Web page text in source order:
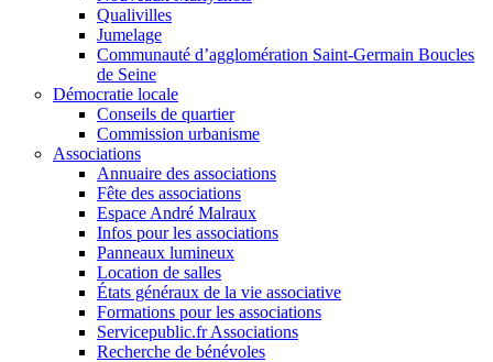
Qualivilles
Jumelage
Communauté d’agglomération Saint-Germain Boucles
de Seine
Démocratie locale
Conseils de quartier
Commission urbanisme
Associations
Annuaire des associations
Fête des associations
Espace André Malraux
Infos pour les associations
Panneaux lumineux
Location de salles
États généraux de la vie associative
Formations pour les associations
Servicepublic.fr Associations
Recherche de bénévoles